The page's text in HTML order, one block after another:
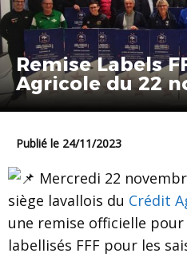
Remise Labels
Agricole du 22
Publié le 24/11/2023
Mercredi 22
siège lavallois du Crédit
une remise officielle
labellisés FFF pour les